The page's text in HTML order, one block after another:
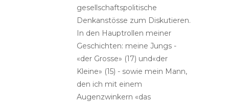
gesellschaftspolitische
Denkanstösse zum Diskutieren.
In den Hauptrollen meiner
Geschichten: meine Jungs -
«der Grosse» (17) und«der
Kleine» (15) - sowie mein Mann,
den ich mit einem
Augenzwinkern «das